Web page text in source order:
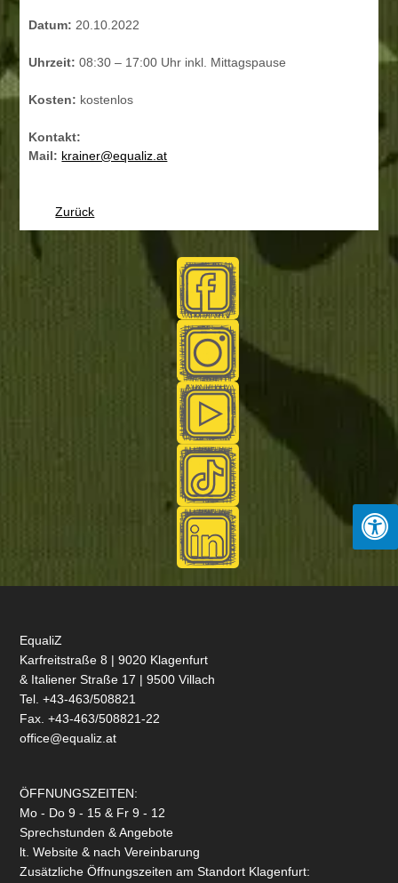
Datum: 20.10.2022
Uhrzeit:08:30 – 17:00 Uhr inkl. Mittagspause
Kosten: kostenlos
Kontakt:
Mail: krainer@equaliz.at
Zurück
EqualiZ
Karfreitstraße 8 | 9020 Klagenfurt
& Italiener Straße 17 | 9500 Villach
Tel. +43-463/508821
Fax. +43-463/508821-22
office@equaliz.at
ÖFFNUNGSZEITEN:
Mo - Do 9 - 15 & Fr 9 - 12
Sprechstunden & Angebote
lt. Website & nach Vereinbarung
Zusätzliche Öffnungszeiten am Standort Klagenfurt: